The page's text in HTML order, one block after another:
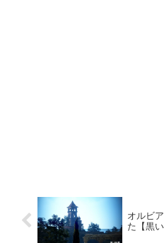
オルビ
た【黒